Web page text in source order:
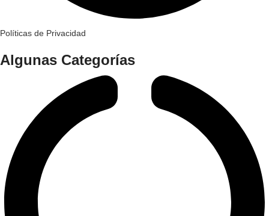
Políticas de Privacidad
Algunas Categorías